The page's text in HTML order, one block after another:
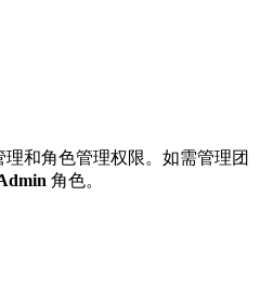
和角色管理权限。如需管理团
角色。